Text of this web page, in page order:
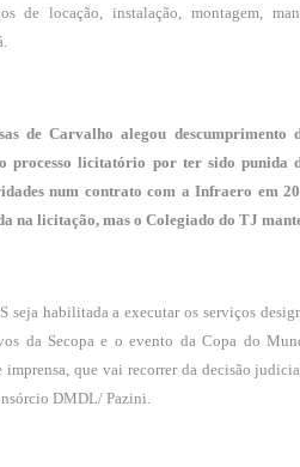
de locação, instalação, montagem,
de Carvalho alegou
processo licitatório por ter sido punida
num contrato com a Infraero em
na licitação, mas o Colegiado do TJ
seja habilitada a executar os serviços
da Secopa e o evento da Copa do
imprensa, que vai recorrer da decisão
DMDL/ Pazini.